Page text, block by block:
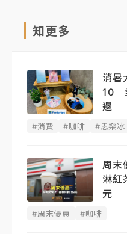
知更多
消暑
10
邊
#消費 #咖啡 #思樂冰
周末
淋
元
#周末優惠 #咖啡